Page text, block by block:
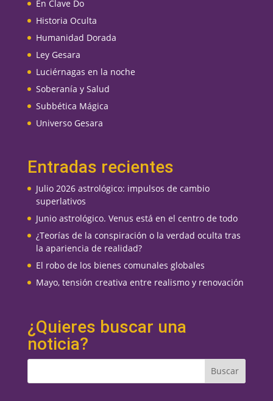
En Clave Do
Historia Oculta
Humanidad Dorada
Ley Gesara
Luciérnagas en la noche
Soberanía y Salud
Subbética Mágica
Universo Gesara
Entradas recientes
Julio 2026 astrológico: impulsos de cambio
superlativos
Junio astrológico. Venus está en el centro de todo
¿Teorías de la conspiración o la verdad oculta tras
la apariencia de realidad?
El robo de los bienes comunales globales
Mayo, tensión creativa entre realismo y renovación
¿Quieres buscar una
noticia?